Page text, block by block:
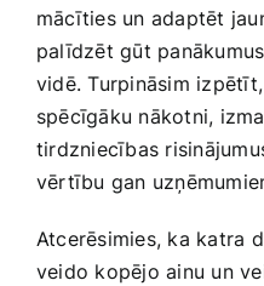
mācīties un adaptēt
palīdzēt gūt
vidē. Turpināsim
spēcīgāku‌ nākotni,
tirdzniecības
vērtību gan
Atcerēsimies, ka katra
veido ‌kopējo ainu un